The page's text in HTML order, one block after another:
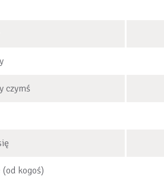
czymś
(od kogoś)